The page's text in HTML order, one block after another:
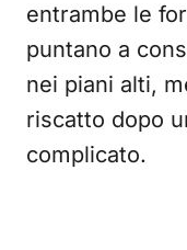
entrambe le
puntano a
nei piani alti,
riscatto dopo
complicato.